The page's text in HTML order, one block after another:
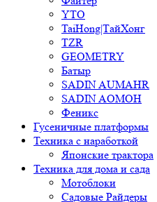
YTO
TaiHong|ТайХонг
TZR
GEOMETRY
Батыр
SADIN AUMAHR
SADIN AOMOH
Феникс
Гусеничные платформы
Техника с наработкой
Японские трактора
Техника для дома и сада
Мотоблоки
Садовые Райдеры